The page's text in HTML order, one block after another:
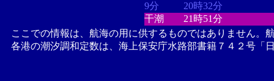
9分
20時32分
干潮
21時51分
ここでの情報は、航海の用に供するものではありません。
各港の潮汐調和定数は、海上保安庁水路部書籍７４２号「